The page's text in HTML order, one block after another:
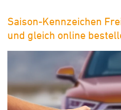
Saison-Kennzeichen
und gleich online